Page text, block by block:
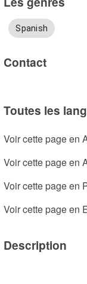
Spanish
Contact
Toutes les
Voir cette page en
Voir cette page en
Voir cette page en
Voir cette page en
Description